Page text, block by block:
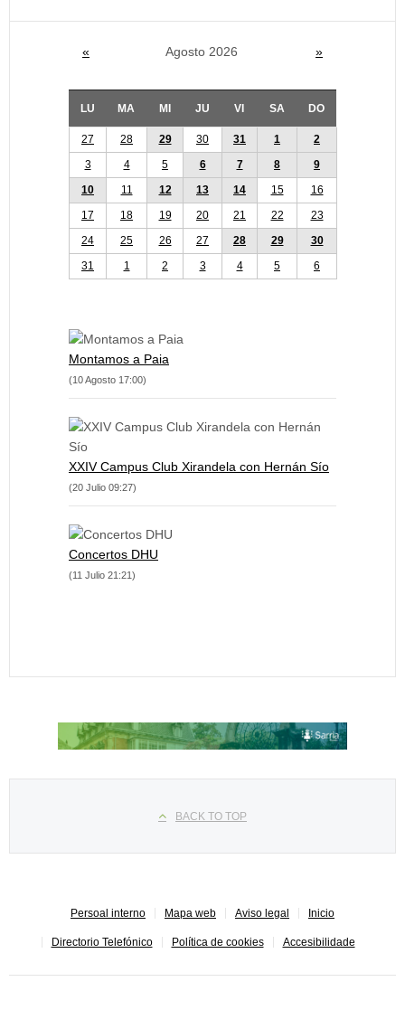
« Agosto 2026 »
LU MA MI JU VI SA DO
27 28 29 30 31 1
2
3
4 5 6 7 8
9
10
11 12 13 14 15
16
17
18 19 20 21 22
23
24
25 26 27 28 29
30
31
1 2 3 4 5 6
Montamos a Paia
(10 Agosto 17:00)
XXIV Campus Club Xirandela con Hernán Sío
(20 Julio 09:27)
Concertos DHU
(11 Julio 21:21)
BACK TO TOP
Persoal interno Mapa web Aviso legal Inicio
Directorio Telefónico Política de cookies Accesibilidade